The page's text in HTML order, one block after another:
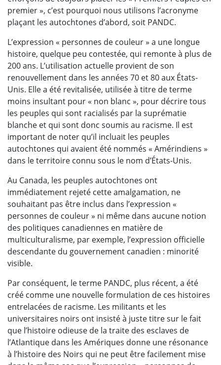
premier », c’est pourquoi nous utilisons l’acronyme
plaçant les autochtones d’abord, soit PANDC.
L’expression « personnes de couleur » a une longue
histoire, quelque peu contestée, qui remonte à plus de
200 ans. L’utilisation actuelle provient de son
renouvellement dans les années 70 et 80 aux États-
Unis. Elle a été revitalisée, utilisée à titre de terme
moins insultant pour « non blanc », pour décrire tous
les peuples qui sont racialisés par la suprématie
blanche et qui sont donc soumis au racisme. Il est
important de noter qu’il incluait les peuples
autochtones qui avaient été nommés « Amérindiens »
dans le territoire connu sous le nom d’États-Unis.
Au Canada, les peuples autochtones ont
immédiatement rejeté cette amalgamation, ne
souhaitant pas être inclus dans l’expression «
personnes de couleur » ni même dans aucune notion
des politiques canadiennes en matière de
multiculturalisme, par exemple, l’expression officielle
descendante du gouvernement canadien : minorité
visible.
Par conséquent, le terme PANDC, plus récent, a été
créé comme une nouvelle formulation de ces histoires
entrelacées de racisme. Les militants et les
universitaires noirs ont insisté à juste titre sur le fait
que l’histoire odieuse de la traite des esclaves de
l’Atlantique dans les Amériques donne une résonance
à l’histoire des Noirs qui ne peut être facilement mise